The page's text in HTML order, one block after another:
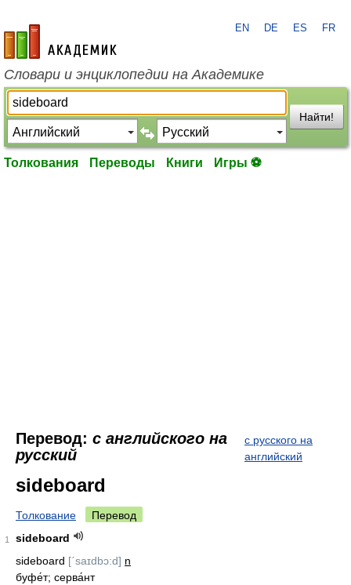
academic.ru
EN DE ES FR
Словари и энциклопедии на Академике
Найти!
Толкования Переводы Книги Игры ⚽
Перевод: с английского на
русский
с русского на
английский
sideboard
Толкование Перевод
1
sideboard
sideboard [ˊsaɪdbɔ:d] n
буфе́т; серва́нт